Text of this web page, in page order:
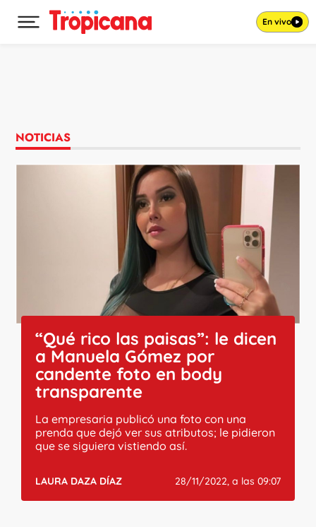
Desplegar menú principal En vivo
NOTICIAS
“Qué rico las paisas”: le dicen
a Manuela Gómez por
candente foto en body
transparente
La empresaria publicó una foto con una
prenda que dejó ver sus atributos; le pidieron
que se siguiera vistiendo así.
LAURA DAZA DÍAZ 28/11/2022, a las 09:07